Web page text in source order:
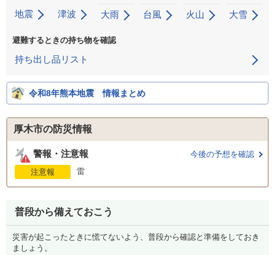
地震 津波 大雨 台風 火山 大雪
避難するときの持ち物を確認
持ち出し品リスト
令和8年熊本地震 情報まとめ
厚木市の防災情報
警報・注意報
今後の予想を確認
注意報
雷
普段から備えておこう
災害が起こったときに慌てないよう、普段から確認と準備をしておき
ましょう。